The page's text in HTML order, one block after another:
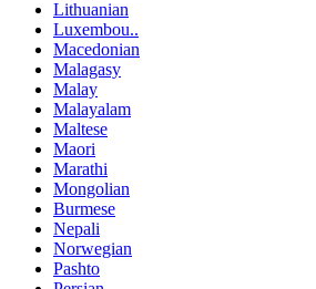
Lithuanian
Luxembou..
Macedonian
Malagasy
Malay
Malayalam
Maltese
Maori
Marathi
Mongolian
Burmese
Nepali
Norwegian
Pashto